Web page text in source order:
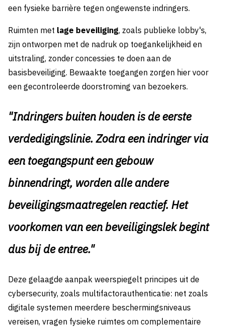
een fysieke barrière tegen ongewenste indringers.
Ruimten met lage beveiliging, zoals publieke lobby's,
zijn ontworpen met de nadruk op toegankelijkheid en
uitstraling, zonder concessies te doen aan de
basisbeveiliging. Bewaakte toegangen zorgen hier voor
een gecontroleerde doorstroming van bezoekers.
"Indringers buiten houden is de eerste
verdedigingslinie. Zodra een indringer via
een toegangspunt een gebouw
binnendringt, worden alle andere
beveiligingsmaatregelen reactief. Het
voorkomen van een beveiligingslek begint
dus bij de entree."
Deze gelaagde aanpak weerspiegelt principes uit de
cybersecurity, zoals multifactorauthenticatie: net zoals
digitale systemen meerdere beschermingsniveaus
vereisen, vragen fysieke ruimtes om complementaire